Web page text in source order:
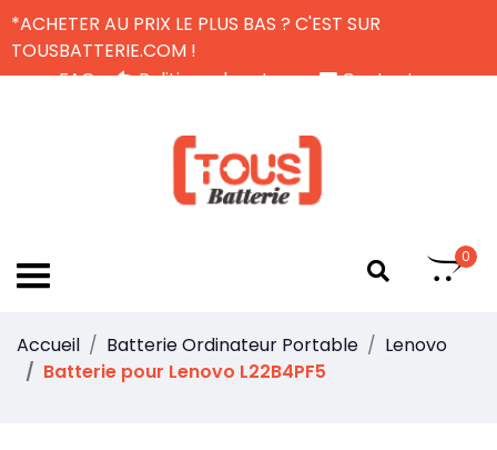
*ACHETER AU PRIX LE PLUS BAS ? C'EST SUR
TOUSBATTERIE.COM !
FAQ
Politique de retour
Contactez-nous
0
Accueil Batterie Ordinateur Portable
Lenovo
Batterie pour Lenovo L22B4PF5